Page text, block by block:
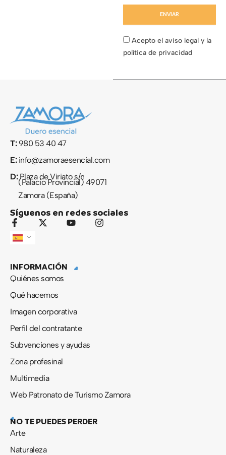
Acepto el aviso legal y la
política de privacidad
ENVIAR
T:980 53 40 47
E:info@zamoraesencial.com
D:Plaza de Viriato s/n
(Palacio Provincial) 49071
Zamora (España)
Síguenos en redes sociales
F
c
o
o
-
X
t
t
r
Y
b
I
INFORMACIÓN
Quiénes somos
Qué hacemos
Imagen corporativa
Perfil del contratante
Subvenciones y ayudas
Zona profesinal
Multimedia
Web Patronato de Turismo Zamora
NO TE PUEDES PERDER
Arte
Naturaleza